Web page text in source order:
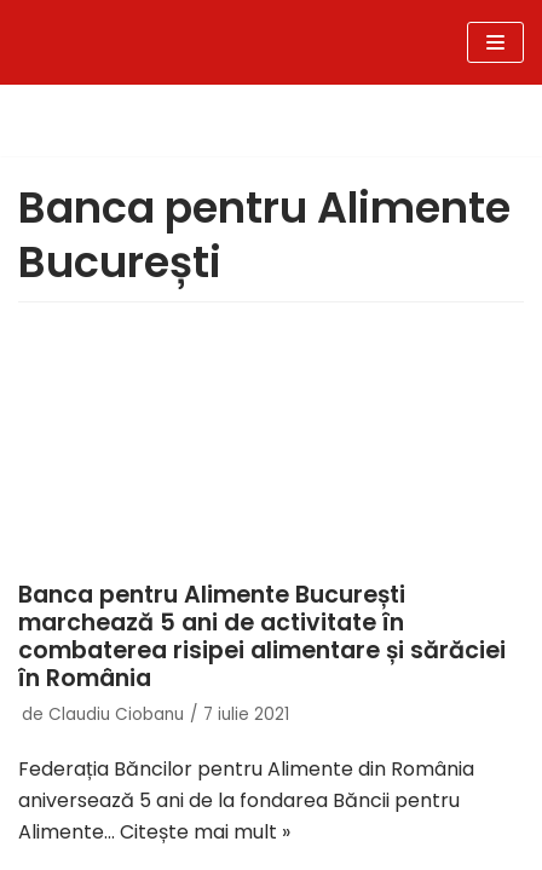
Banca pentru Alimente
București
Banca pentru Alimente București
marchează 5 ani de activitate în
combaterea risipei alimentare și sărăciei
în România
de Claudiu Ciobanu 7 iulie 2021
Federația Băncilor pentru Alimente din România
aniversează 5 ani de la fondarea Băncii pentru
Alimente… Citește mai mult »